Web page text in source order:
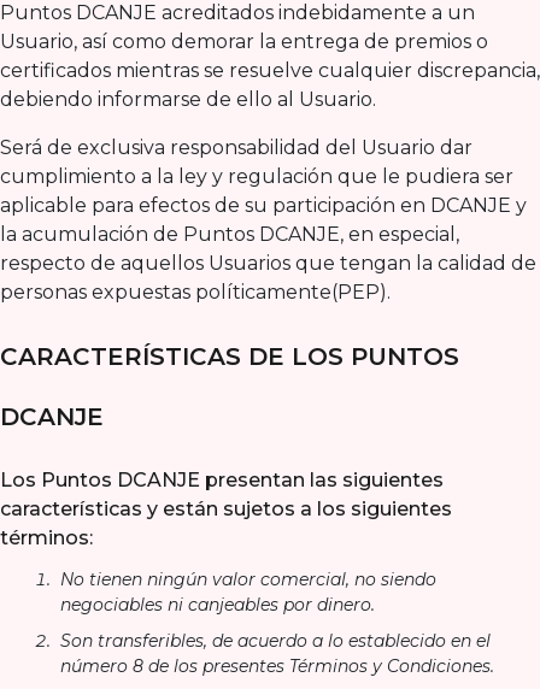
Puntos DCANJE acreditados indebidamente a un
Usuario, así como demorar la entrega de premios o
certificados mientras se resuelve cualquier discrepancia,
debiendo informarse de ello al Usuario.
Será de exclusiva responsabilidad del Usuario dar
cumplimiento a la ley y regulación que le pudiera ser
aplicable para efectos de su participación en DCANJE y
la acumulación de Puntos DCANJE, en especial,
respecto de aquellos Usuarios que tengan la calidad de
personas expuestas políticamente(PEP).
CARACTERÍSTICAS DE LOS PUNTOS
DCANJE
Los Puntos DCANJE presentan las siguientes
características y están sujetos a los siguientes
términos:
No tienen ningún valor comercial, no siendo
negociables ni canjeables por dinero.
Son transferibles, de acuerdo a lo establecido en el
número 8 de los presentes Términos y Condiciones.